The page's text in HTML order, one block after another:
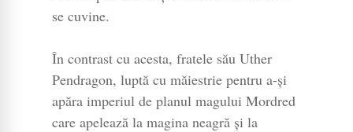
se cuvine.
În contrast cu acesta, fratele său Uther
Pendragon, luptă cu măiestrie pentru a-și
apăra imperiul de planul magului Mordred
care apelează la magina neagră și la